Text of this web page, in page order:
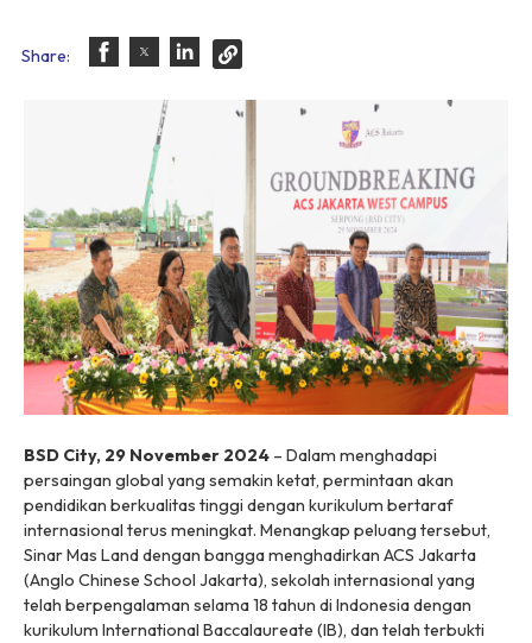
Share:
BSD City, 29 November 2024 – Dalam menghadapi
persaingan global yang semakin ketat, permintaan akan
pendidikan berkualitas tinggi dengan kurikulum bertaraf
internasional terus meningkat. Menangkap peluang tersebut,
Sinar Mas Land dengan bangga menghadirkan ACS Jakarta
(Anglo Chinese School Jakarta), sekolah internasional yang
telah berpengalaman selama 18 tahun di Indonesia dengan
kurikulum International Baccalaureate (IB), dan telah terbukti